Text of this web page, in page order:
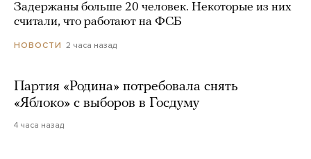
Задержаны больше 20 человек. Некоторые из них
считали, что работают на ФСБ
НОВОСТИ 2 часа назад
Партия «Родина» потребовала снять
«Яблоко» с выборов в Госдуму
4 часа назад